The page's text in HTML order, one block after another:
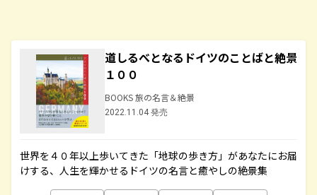
道しるべとなるドイツのことばと絶景
１００
BOOKS 旅の名言＆絶景
2022.11.04 発売
世界を４０年以上歩いてきた「地球の歩き方」があなたにお届
けする、人生を輝かせるドイツの名言と癒やしの絶景集